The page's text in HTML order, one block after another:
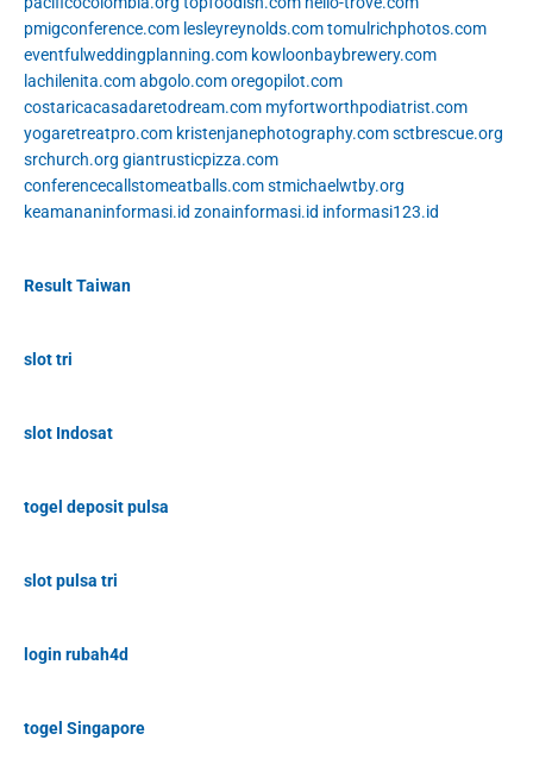
pmigconference.com lesleyreynolds.comtomulrichphotos.com
eventfulweddingplanning.com kowloonbaybrewery.com
lachilenita.comabgolo.comoregopilot.com
costaricacasadaretodream.com myfortworthpodiatrist.com
yogaretreatpro.com kristenjanephotography.comsctbrescue.org
srchurch.org giantrusticpizza.com
conferencecallstomeatballs.comstmichaelwtby.org
keamananinformasi.id zonainformasi.id informasi123.id
Result Taiwan
slot tri
slot Indosat
togel deposit pulsa
slot pulsa tri
login rubah4d
togel Singapore